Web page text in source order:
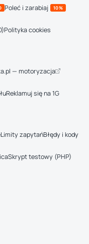
Poleć i zarabiaj 10%
Polityka cookies
— motoryzacja
Reklamuj się na 1G
Limity zapytańBłędy i kody
Skrypt testowy (PHP)